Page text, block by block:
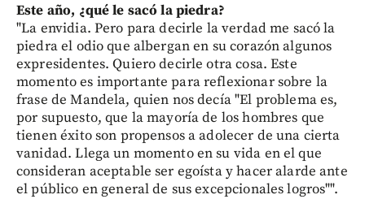
Este año, ¿qué le sacó la piedra?
"La envidia. Pero para decirle la verdad me sacó la
piedra el odio que albergan en su corazón algunos
expresidentes. Quiero decirle otra cosa. Este
momento es importante para reflexionar sobre la
frase de Mandela, quien nos decía "El problema es,
por supuesto, que la mayoría de los hombres que
tienen éxito son propensos a adolecer de una cierta
vanidad. Llega un momento en su vida en el que
consideran aceptable ser egoísta y hacer alarde ante
el público en general de sus excepcionales logros"".